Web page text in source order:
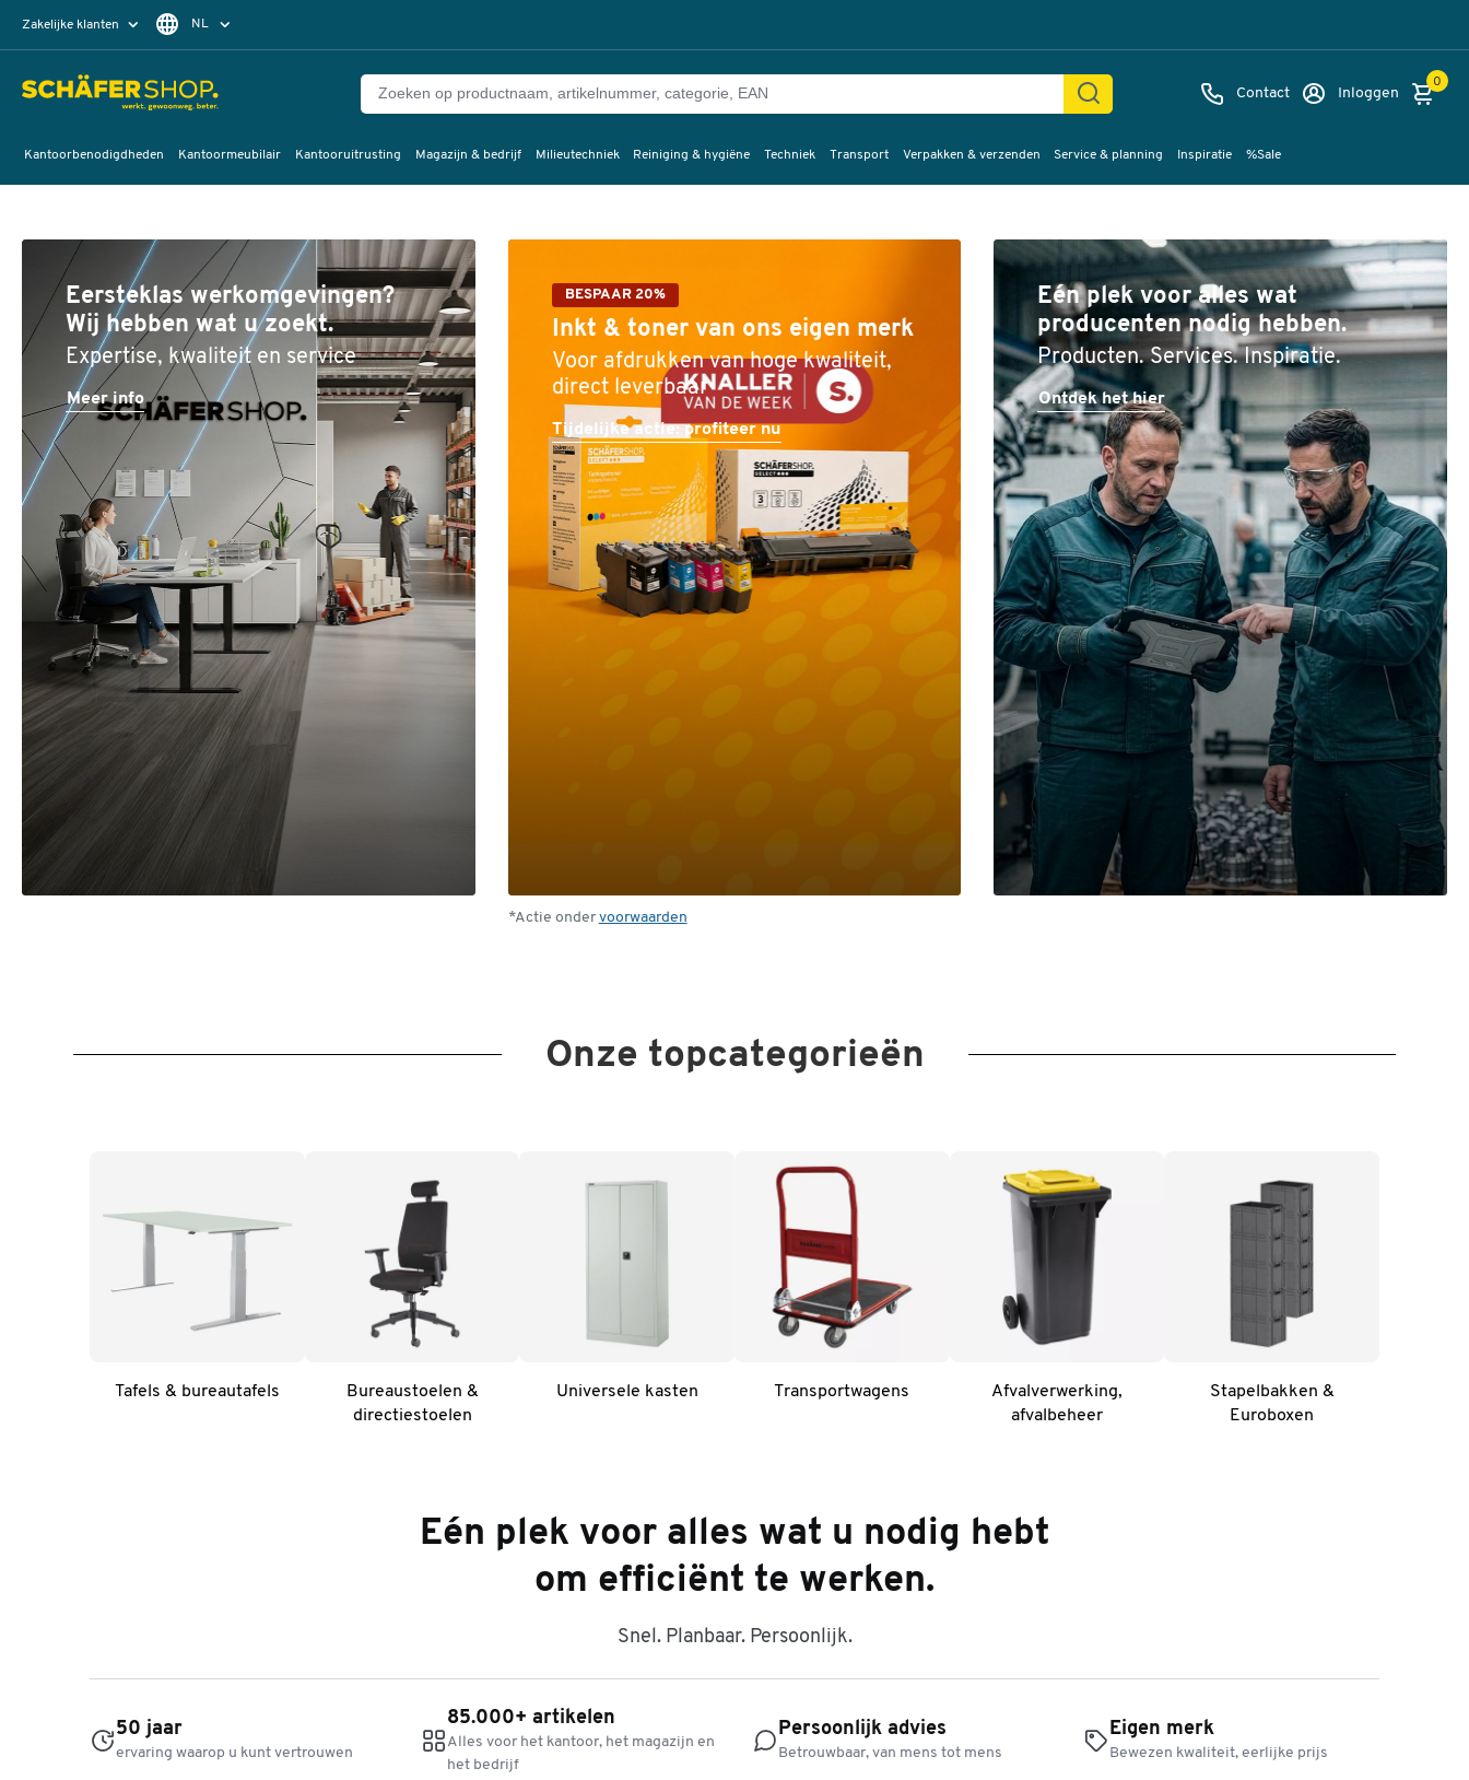
Zakelijke klanten NL
Contact Inloggen
0
Kantoorbenodigdheden Kantoormeubilair Kantooruitrusting Magazijn & bedrijf Milieutechniek Reiniging & hygiëne Techniek Transport Verpakken & verzenden Service & planning Inspiratie %Sale
Eersteklas werkomgevingen?
Wij hebben wat u zoekt.
Expertise, kwaliteit en service
Meer info
BESPAAR 20%
Inkt & toner van ons eigen merk
Voor afdrukken van hoge kwaliteit,
direct leverbaar
Tijdelijke actie: profiteer nu
*Actie onder voorwaarden
Eén plek voor alles wat
producenten nodig hebben.
Producten. Services. Inspiratie.
Ontdek het hier
Onze topcategorieën
Tafels & bureautafels
Bureaustoelen &
directiestoelen
Universele kasten Transportwagens
Afvalverwerking,
afvalbeheer
Stapelbakken &
Euroboxen
Eén plek voor alles wat u nodig hebt
om efficiënt te werken.
Snel. Planbaar. Persoonlijk.
50 jaar
ervaring waarop u kunt vertrouwen
85.000+ artikelen
Alles voor het kantoor, het magazijn en
het bedrijf
Persoonlijk advies
Betrouwbaar, van mens tot mens
Eigen merk
Bewezen kwaliteit, eerlijke prijs